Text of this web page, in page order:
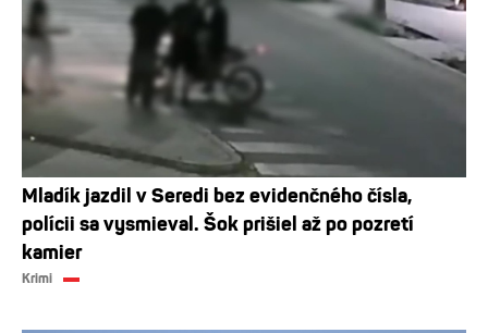
Mladík jazdil v Seredi bez evidenčného čísla,
polícii sa vysmieval. Šok prišiel až po pozretí
kamier
Krimi